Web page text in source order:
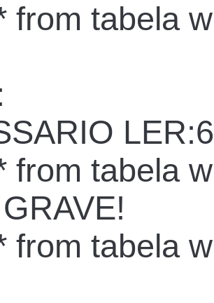
from tabela
from tabela
from tabela